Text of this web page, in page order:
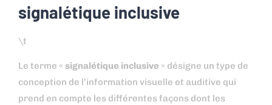
signalétique inclusive
\t
Le terme « signalétique inclusive » désigne un type de
conception de l’information visuelle et auditive qui
prend en compte les différentes façons dont les